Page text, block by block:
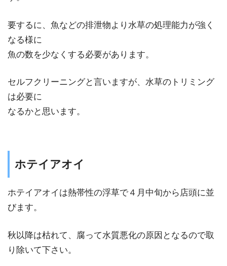
要するに、魚などの排泄物より水草の処理能力が強く
なる様に
魚の数を少なくする必要があります。
セルフクリーニングと言いますが、水草のトリミング
は必要に
なるかと思います。
ホテイアオイ
ホテイアオイは熱帯性の浮草で４月中旬から店頭に並
びます。
秋以降は枯れて、腐って水質悪化の原因となるので取
り除いて下さい。